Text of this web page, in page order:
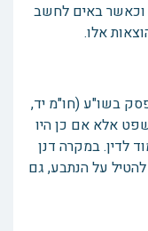
וכאשר באים לחשב
אלו.
בשו"ע (חו"מ יד,
אלא אם כן היו
לדין. במקרה דנן
על הנתבע, גם